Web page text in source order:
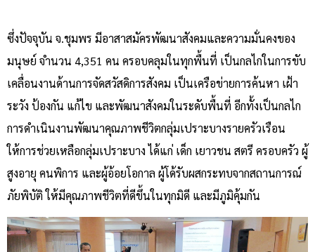
ซึ่งปัจจุบัน จ.ชุมพร มีอาสาสมัครพัฒนาสังคมและความมั่นคงของ
มนุษย์ จำนวน 4,351 คน ครอบคลุมในทุกพื้นที่ เป็นกลไกในการขับ
เคลื่อนงานด้านการจัดสวัสดิการสังคม เป็นเครือข่ายการค้นหา เฝ้า
ระวัง ป้องกัน แก้ไข และพัฒนาสังคมในระดับพื้นที่ อีกทั้งเป็นกลไก
การดำเนินงานพัฒนาคุณภาพชีวิตกลุ่มเปราะบางรายครัวเรือน
ให้การช่วยเหลือกลุ่มเปราะบาง ได้แก่ เด็ก เยาวชน สตรี ครอบครัว ผู้
สูงอายุ คนพิการ และผู้อ้อยโอกาล ผู้โด้รับผสกระทบจากสถานการณ์
ภัยพิบัติ ให้มีคุณภาพชีวิตที่ดีขึ้นในทุกมิดี และมีภูมิคุ้มกัน